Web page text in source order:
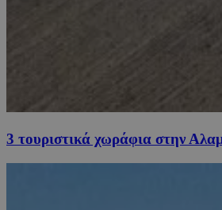
3 τουριστικά χωράφια στην